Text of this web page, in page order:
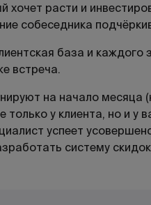
хочет расти и
собеседника
база и каждого
встреча.
на начало месяца
у клиента, но и у
успеет
систему